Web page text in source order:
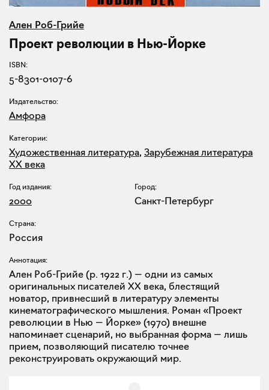
Ален Роб-Грийе
Проект революции в Нью-Йорке
ISBN:
5-8301-0107-6
Издательство:
Амфора
Категории:
Художественная литература, Зарубежная литература
XX века
Год издания:
2000
Город:
Санкт-Петербург
Страна:
Россия
Аннотация:
Ален Роб-Грийе (р. 1922 г.) — одни из самых
оригинальных писателей XX века, блестящий
новатор, привнесший в литературу элементы
кинематографического мышления. Роман «Проект
революции в Нью — Йорке» (1970) внешне
напоминает сценарий, но выбранная форма — лишь
прием, позволяющий писателю точнее
реконструировать окружающий мир.